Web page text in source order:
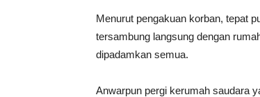
Menurut pengakuan korban, tepat
tersambung langsung dengan
dipadamkan semua.
Anwarpun pergi kerumah saudara